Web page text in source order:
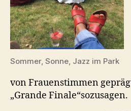
Sommer, Sonne, Jazz im Park
von Frauenstimmen
„Grande Finale“sozusagen.